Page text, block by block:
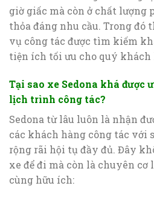
giờ giấc mà còn ở chất lượng
thỏa đáng nhu cầu. Trong đó
vụ công tác được tìm kiếm
tiện ích tối ưu cho quý khách
Tại sao xe Sedona khá được
lịch trình công tác?
Sedona từ lâu luôn là nhận
các khách hàng công tác với
rộng rãi hội tụ đầy đủ. Đây
xe để đi mà còn là chuyên cơ
cùng hữu ích: